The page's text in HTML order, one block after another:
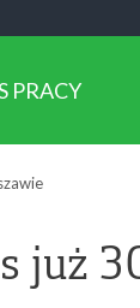
PRACY
już